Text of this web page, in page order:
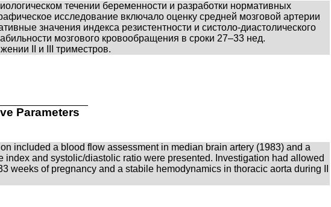
течении беременности и разработки нормативных
исследование включало оценку средней мозговой артерии
значения индекса резистентности и систоло-диастолического
мозгового кровообращения в сроки 27–33 нед.
II и III триместров.
Parameters
included a blood flow assessment in median brain artery (1983) and a
and systolic/diastolic ratio were presented. Investigation had allowed
of pregnancy and a stabile hemodynamics in thoracic aorta during II